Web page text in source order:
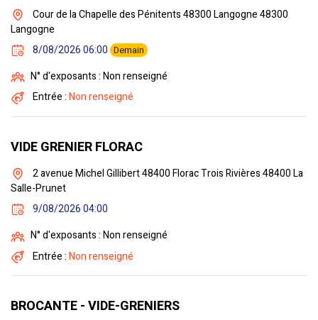
Cour de la Chapelle des Pénitents 48300 Langogne 48300
Langogne
8/08/2026 06:00 Demain
N° d'exposants : Non renseigné
Entrée :Non renseigné
VIDE GRENIER FLORAC
2 avenue Michel Gillibert 48400 Florac Trois Rivières 48400 La
Salle-Prunet
9/08/2026 04:00
N° d'exposants : Non renseigné
Entrée :Non renseigné
BROCANTE - VIDE-GRENIERS